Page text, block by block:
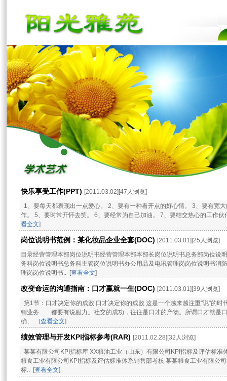
快乐享受工作(PPT) [2011.03.02][47人浏览]
1、要每天都表现出一点爱心。 2、要有一种看开点的好心情。 3、要有宽
作。 5、要时常开怀去笑。 6、要经常为自己加油。 7、要结交热心的工作
看全文]
岗位说明书范例：某化妆品企业全套(DOC) [2011.03.01][25人浏览]
目录经营管理本部岗位说明书经营管理本部本部长岗位说明书总务部岗位说
务科岗位说明书总务科主管岗位说明书办公用品及电讯管理岗岗位说明书消
理岗岗位说明书.. [查看全文]
改变命运的沟通指南：口才赢就一生(DOC) [2011.03.01][39人浏览]
第1节：口才决定你的成败 口才决定你的成败 这是一个越来越注重"说"的时
销业务……都要有说服力。社交的成功，往往是口才的产物。所谓口才就是
确、.. [查看全文]
绩效管理与开发KPI指标参考(RAR) [2011.02.28][32人浏览]
某某有限公司KPI指标库 XX粮油工业（山东）有限公司KPI指标及评估标准
粮食工业有限公司KPI指标及评估标准体系销售部考核 某某粮食工业有限公
标.. [查看全文]